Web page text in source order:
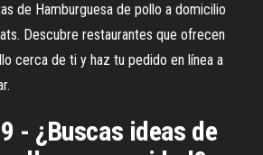
de Hamburguesa de pollo a domicilio
Descubre restaurantes que ofrecen
cerca de ti y haz tu pedido en línea a
- ¿Buscas ideas de